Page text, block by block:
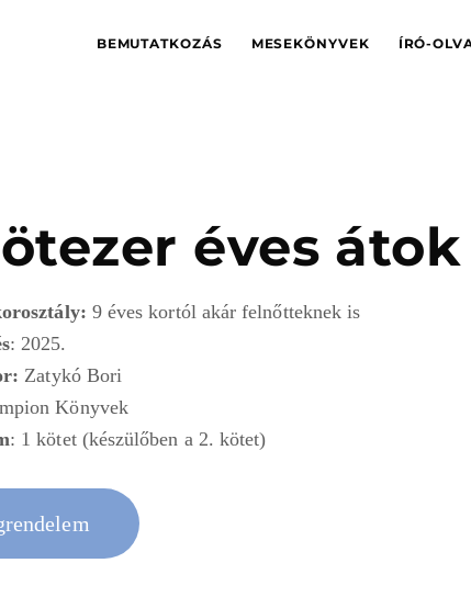
BEMUTATKOZÁS MESEKÖNYVEK ÍRÓ-
éves átok
9 éves kortól akár felnőtteknek is
: 2025.
Zatykó Bori
Könyvek
: 1 kötet (készülőben a 2. kötet)